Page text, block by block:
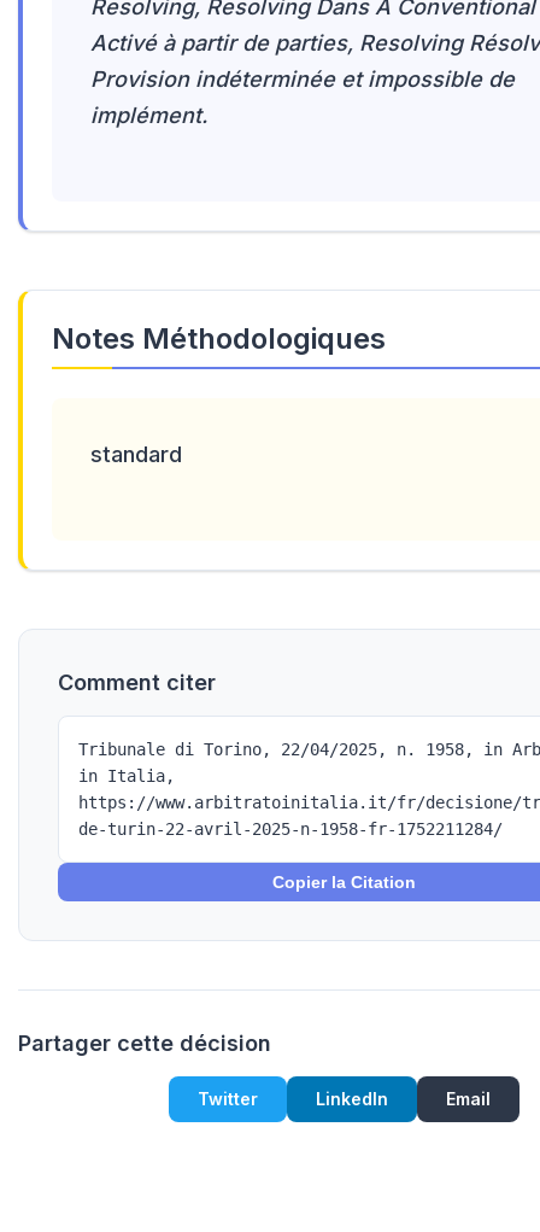
Resolving, Resolving Dans A Conventional
Activé à partir de parties, Resolving
Provision indéterminée et impossible de
implément.
Notes Méthodologiques
standard
Comment citer
Tribunale di Torino, 22/04/2025, n. 1958, in
in Italia,
https://www.arbitratoinitalia.it/fr/decisione/
de-turin-22-avril-2025-n-1958-fr-1752211284/
Copier la Citation
Partager cette décision
Twitter LinkedIn Email